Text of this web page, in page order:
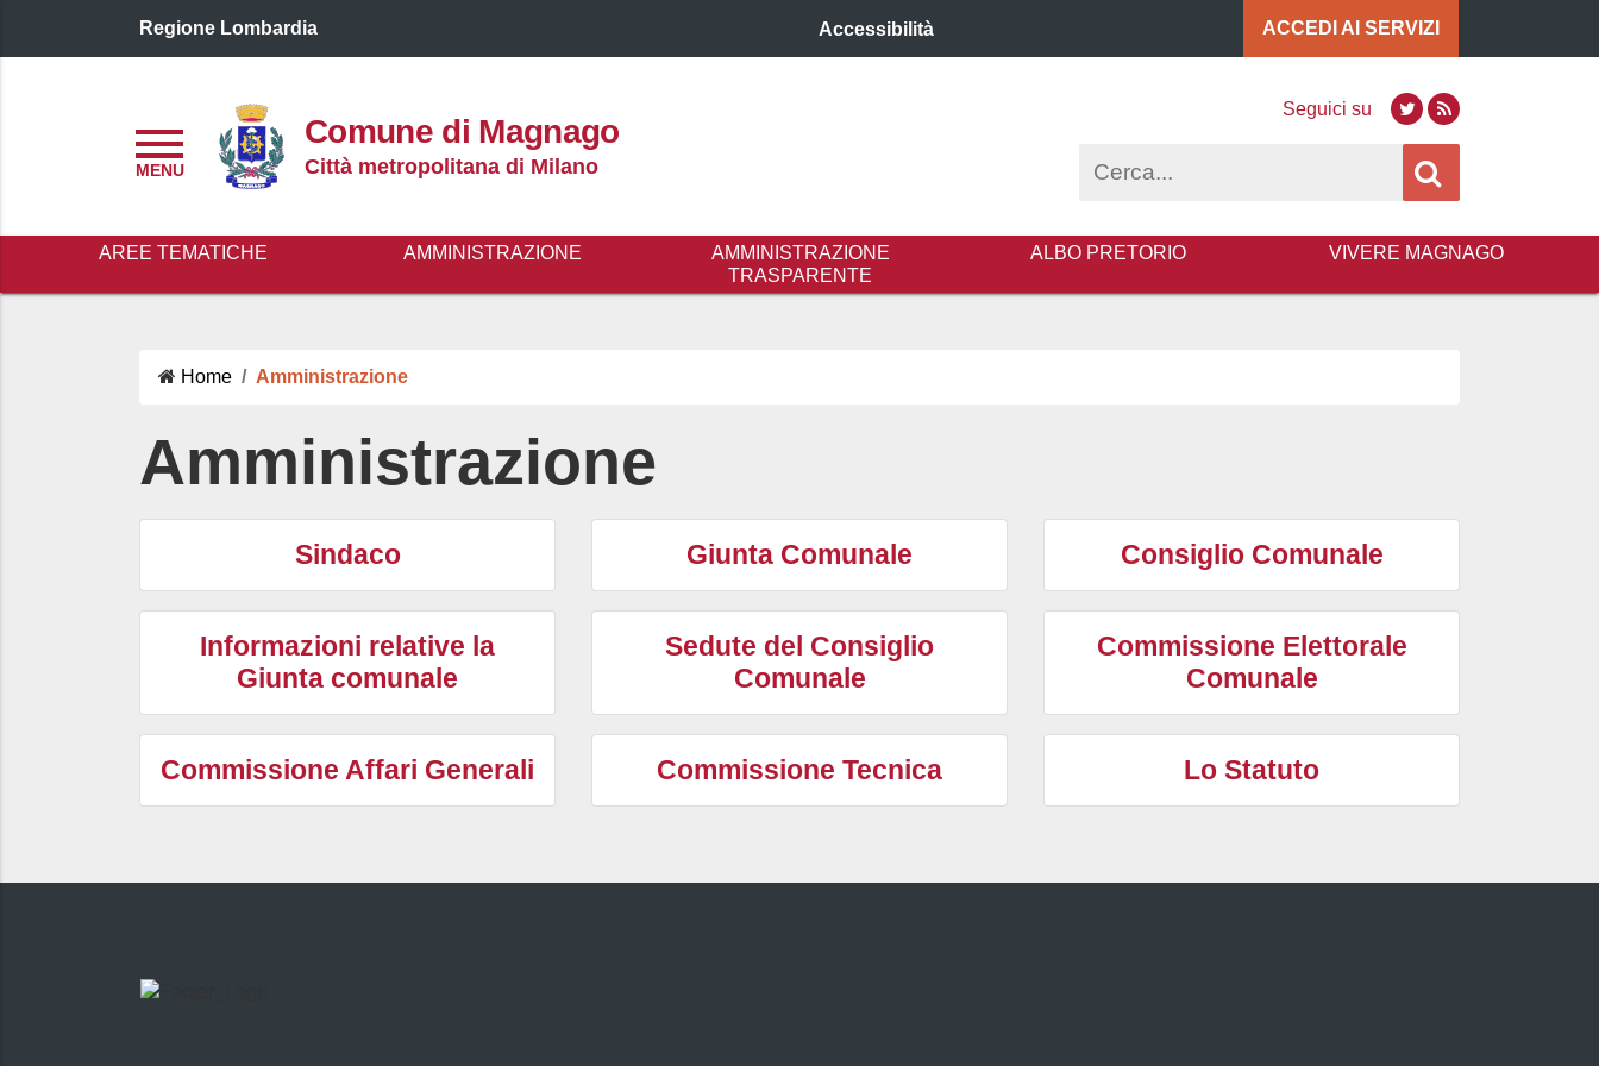
Regione Lombardia Accessibilità ACCEDI AI SERVIZI
Comune di Magnago
Città metropolitana di Milano
Seguici su TwitterRSS
AREE TEMATICHE AMMINISTRAZIONE
AMMINISTRAZIONE
TRASPARENTE
ALBO PRETORIO VIVERE MAGNAGO
Home Amministrazione
Amministrazione
Sindaco Giunta Comunale Consiglio Comunale
Informazioni relative la
Giunta comunale
Sedute del Consiglio
Comunale
Commissione Elettorale
Comunale
Commissione Affari Generali Commissione Tecnica Lo Statuto